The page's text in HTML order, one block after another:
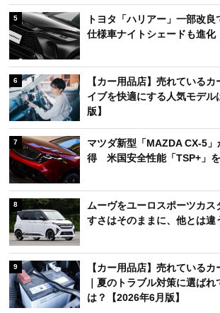
5
トヨタ「ハリアー」一部改
仕様車ナイトシェードも進化
6
【カー用品店】売れている
イブを快適にする人気モデル
版】
7
マツダ新型「MAZDA CX-5
得 米国安全性能「TSP+」
8
ムーヴをユーロスポーツカス
すさはそのままに、他とは違
9
【カー用品店】売れている
｜夏のトラブル対策に選ば
は？【2026年6月版】